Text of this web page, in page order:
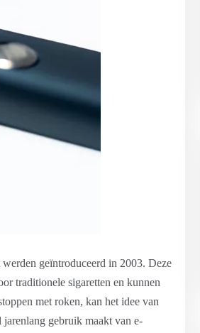
geïntroduceerd in 2003. Deze
traditionele sigaretten en kunnen
met roken, kan het idee van
gebruik maakt van e-